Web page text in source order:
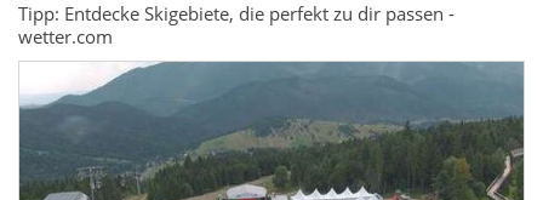
Tipp: Entdecke Skigebiete, die perfekt zu dir passen -
wetter.com